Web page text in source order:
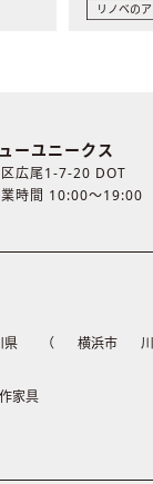
リノベの
ーユニークス
広尾1-7-20 DOT
時間 10:00〜19:00
県 （ 横浜市
家具